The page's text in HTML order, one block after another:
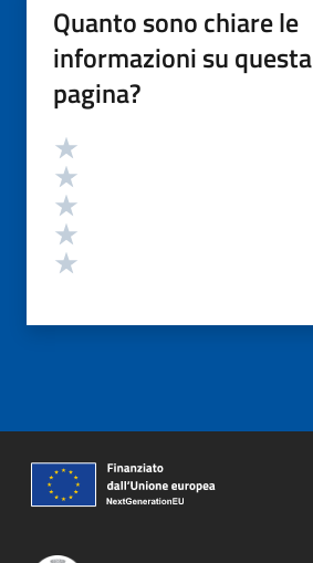
Quanto sono chiare le
informazioni su questa
pagina?
Valutazione